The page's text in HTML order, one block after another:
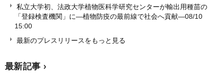
私立大学初、法政大学植物医科学研究センターが輸出用種苗の
「登録検査機関」に―植物防疫の最前線で社会へ貢献―08/10
15:00
最新のプレスリリースをもっと見る
最新記事